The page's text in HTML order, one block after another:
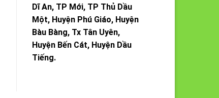
Dĩ An, TP Mới, TP Thủ Dầu
Một, Huyện Phú Giáo, Huyện
Bàu Bàng, Tx Tân Uyên,
Huyện Bến Cát, Huyện Dầu
Tiếng.